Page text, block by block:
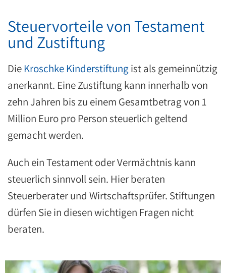
Steuervorteile von Testament
und Zustiftung
Die Kroschke Kinderstiftung ist als gemeinnützig
anerkannt. Eine Zustiftung kann innerhalb von
zehn Jahren bis zu einem Gesamtbetrag von 1
Million Euro pro Person steuerlich geltend
gemacht werden.
Auch ein Testament oder Vermächtnis kann
steuerlich sinnvoll sein. Hier beraten
Steuerberater und Wirtschaftsprüfer. Stiftungen
dürfen Sie in diesen wichtigen Fragen nicht
beraten.